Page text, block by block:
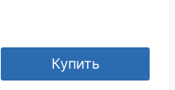
Купить